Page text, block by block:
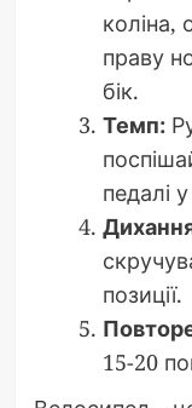
праву
бік.
Темп:
педалі
позиції.
15-20